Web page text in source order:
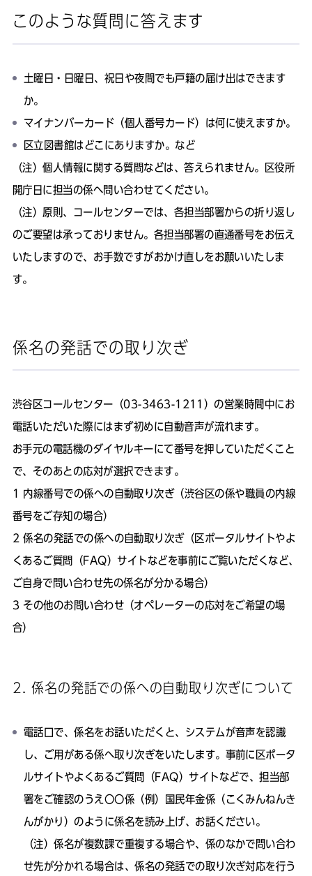
このような質問に答えます
土曜日・日曜日、祝日や夜間でも戸籍の届け出はできます
か。
マイナンバーカード（個人番号カード）は何に使えますか。
区立図書館はどこにありますか。など
（注）個人情報に関する質問などは、答えられません。区役所
開庁日に担当の係へ問い合わせてください。
（注）原則、コールセンターでは、各担当部署からの折り返し
のご要望は承っておりません。各担当部署の直通番号をお伝え
いたしますので、お手数ですがおかけ直しをお願いいたしま
す。
係名の発話での取り次ぎ
渋谷区コールセンター（03-3463-1211）の営業時間中にお
電話いただいた際にはまず初めに自動音声が流れます。
お手元の電話機のダイヤルキーにて番号を押していただくこと
で、そのあとの応対が選択できます。
内線番号での係への自動取り次ぎ（渋谷区の係や職員の内線
番号をご存知の場合）
係名の発話での係への自動取り次ぎ（区ポータルサイトやよ
くあるご質問（FAQ）サイトなどを事前にご覧いただくなど、
ご自身で問い合わせ先の係名が分かる場合）
その他のお問い合わせ（オペレーターの応対をご希望の場
合）
2. 係名の発話での係への自動取り次ぎについて
電話口で、係名をお話いただくと、システムが音声を認識
し、ご用がある係へ取り次ぎをいたします。事前に区ポータ
ルサイトやよくあるご質問（FAQ）サイトなどで、担当部
署をご確認のうえ〇〇係（例）国民年金係（こくみんねんき
んがかり）のように係名を読み上げ、お話ください。
（注）係名が複数課で重複する場合や、係のなかで問い合わ
せ先が分かれる場合は、係名の発話での取り次ぎ対応を行う